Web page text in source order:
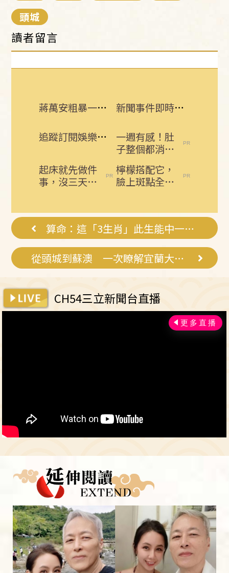
頭城
讀者留言
蔣萬安粗暴一句翻車！他揭鐵證：哪時道歉 新聞事件即時更新 所有消息一手掌握！
追蹤訂閱娛樂星聞 給你最即時的娛樂星鮮事
一週有感！肚
子整個都消下
去了！免節
食，排空順暢
就夠
起床就先做件
事，沒三天小
小！
檸檬搭配它，
臉上斑點全部
算命：這「3生肖」此生能中一次大獎
從頭城到蘇澳 一次瞭解宜蘭大小事
CH54三立新聞台直播